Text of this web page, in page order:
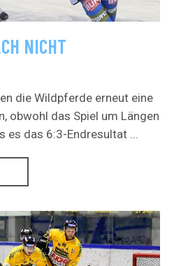
NICHT
die Wildpferde erneut eine
obwohl das Spiel um Längen
es das 6:3-Endresultat ...